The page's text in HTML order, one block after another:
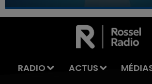
LA TEAM DE L'ÉTÉ
RADIO ACTUS